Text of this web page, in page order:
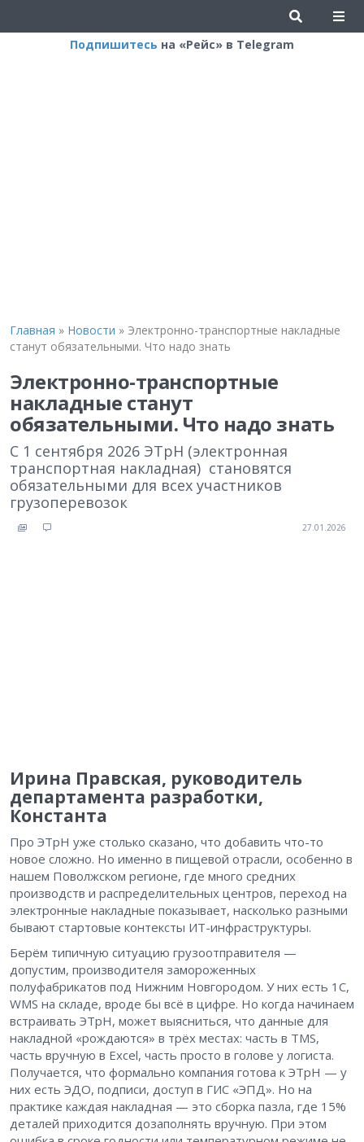
Подпишитесь на «Рейс» в Telegram
Главная » Новости » Электронно-транспортные накладные
станут обязательными. Что надо знать
Электронно-транспортные
накладные станут
обязательными. Что надо знать
С 1 сентября 2026 ЭТрН (электронная
транспортная накладная) становятся
обязательными для всех участников
грузоперевозок
27.01.2026
Ирина Правская, руководитель
департамента разработки,
Константа
Про ЭТрН уже столько сказано, что добавить что-то
новое сложно. Но именно в пищевой отрасли, особенно в
нашем Поволжском регионе, где много средних
производств и распределительных центров, переход на
электронные накладные показывает, насколько разными
бывают стартовые контексты ИТ-инфраструктуры.
Берём типичную ситуацию грузоотправителя —
допустим, производителя замороженных
полуфабрикатов под Нижним Новгородом. У них есть 1С,
WMS на складе, вроде бы всё в цифре. Но когда начинаем
встраивать ЭТрН, может выясниться, что данные для
накладной «рождаются» в трёх местах: часть в TMS,
часть вручную в Excel, часть просто в голове у логиста.
Получается, что формально компания готова к ЭТрН — у
них есть ЭДО, подписи, доступ в ГИС «ЭПД». Но на
практике каждая накладная — это сборка пазла, где 15%
деталей приходится дозаполнять вручную. При этом